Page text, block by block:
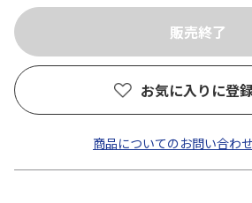
お気に入りに登
商品についてのお問い合わ